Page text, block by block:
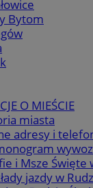
Bytom
O MIEŚCIE
miasta
adresy i
i Msze Święte
jazdy w